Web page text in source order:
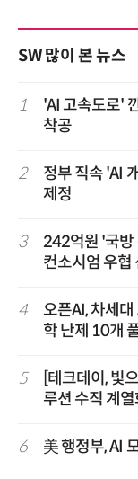
SW 많이 본 뉴스
1
'AI 고속도로'
착공
2
정부 직속 'AI
제정
3
242억원 '국방
컨소시엄 우협
4
오픈AI, 차세
학 난제 10개
5
[테크데이, 빛
루션 수직 계
6 美 행정부, AI